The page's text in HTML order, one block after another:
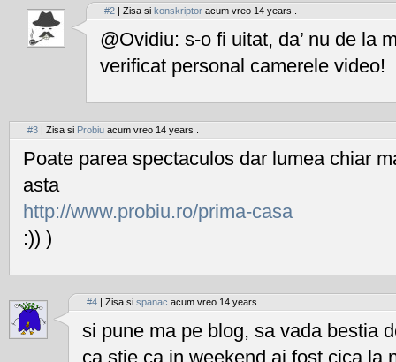
#2 | Zisa si konskriptor acum vreo 14 years .
@Ovidiu: s-o fi uitat, da’ nu de la
verificat personal camerele video!
#3 | Zisa si Probiu acum vreo 14 years .
Poate parea spectaculos dar lumea chiar
asta
http://www.probiu.ro/prima-casa
:)) )
#4 | Zisa si spanac acum vreo 14 years .
si pune ma pe blog, sa vada bestia
ca stie ca in weekend ai fost cica la